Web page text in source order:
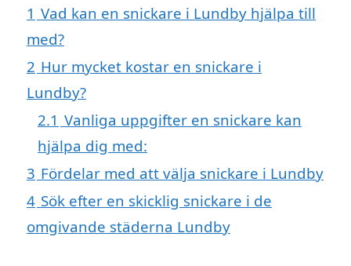
1 Vad kan en snickare i Lundby hjälpa till
med?
2 Hur mycket kostar en snickare i
Lundby?
2.1 Vanliga uppgifter en snickare kan
hjälpa dig med:
3 Fördelar med att välja snickare i Lundby
4 Sök efter en skicklig snickare i de
omgivande städerna Lundby